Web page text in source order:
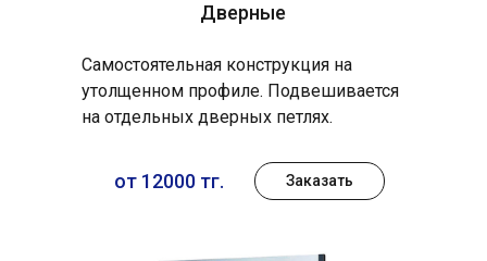
Дверные
Самостоятельная конструкция на
утолщенном профиле. Подвешивается
на отдельных дверных петлях.
от 12000 тг. Заказать